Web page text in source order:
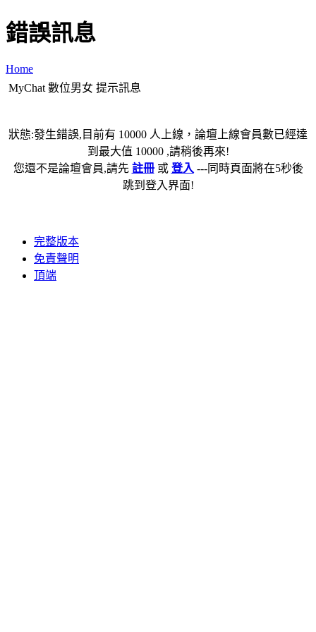
錯誤訊息
Home
MyChat 數位男女 提示訊息
狀態:發生錯誤,目前有 10000 人上線，論壇上線會員數已經達
到最大值 10000 ,請稍後再來!
您還不是論壇會員,請先 註冊或 登入 ---同時頁面將在5秒後
跳到登入界面!
完整版本
免責聲明
頂端